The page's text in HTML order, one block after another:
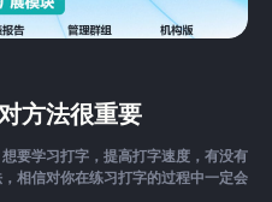
方法很重要
要学习打字，提高打字速度，有没有
相信对你在练习打字的过程中一定会